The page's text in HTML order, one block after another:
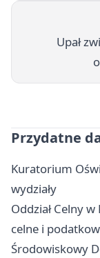
Upał
Przydatne
Kuratorium
wydziały
Oddział Celny
celne i
Środowiskowy